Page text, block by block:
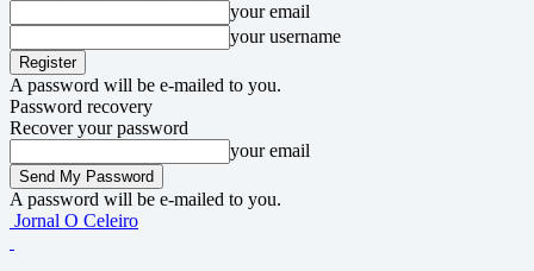
your email
your username
A password will be e-mailed to you.
Password recovery
Recover your password
your email
A password will be e-mailed to you.
Jornal O Celeiro